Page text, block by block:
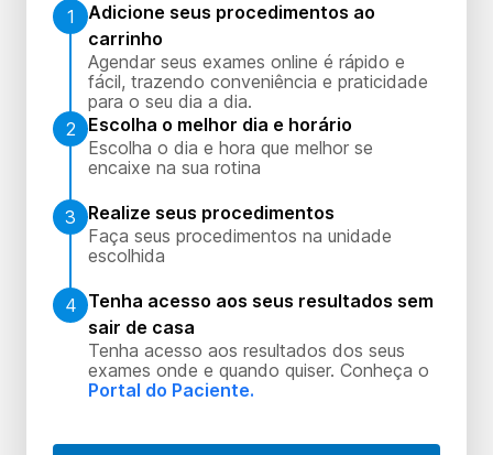
1
Adicione seus procedimentos ao
carrinho
Agendar seus exames online é rápido e
fácil, trazendo conveniência e praticidade
para o seu dia a dia.
2
Escolha o melhor dia e horário
Escolha o dia e hora que melhor se
encaixe na sua rotina
3
Realize seus procedimentos
Faça seus procedimentos na unidade
escolhida
4 Tenha acesso aos seus resultados sem
sair de casa
Tenha acesso aos resultados dos seus
exames onde e quando quiser. Conheça o
Portal do Paciente.